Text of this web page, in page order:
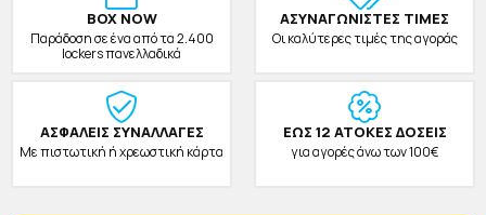
BOX NOW
Παράδοση σε ένα από τα 2.400
lockers πανελλαδικά
ΑΣΥΝΑΓΩΝΙΣΤΕΣ ΤΙΜΕΣ
Οι καλύτερες τιμές της αγοράς
ΑΣΦΑΛΕΙΣ ΣΥΝΑΛΛΑΓΕΣ
Με πιστωτική ή χρεωστική κάρτα
ΕΩΣ 12 ΑΤΟΚΕΣ ΔΟΣΕΙΣ
για αγορές άνω των 100€